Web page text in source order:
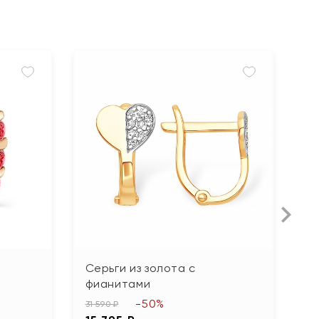
Серьги из золота с
фианитами
31 590 ₽ -50%